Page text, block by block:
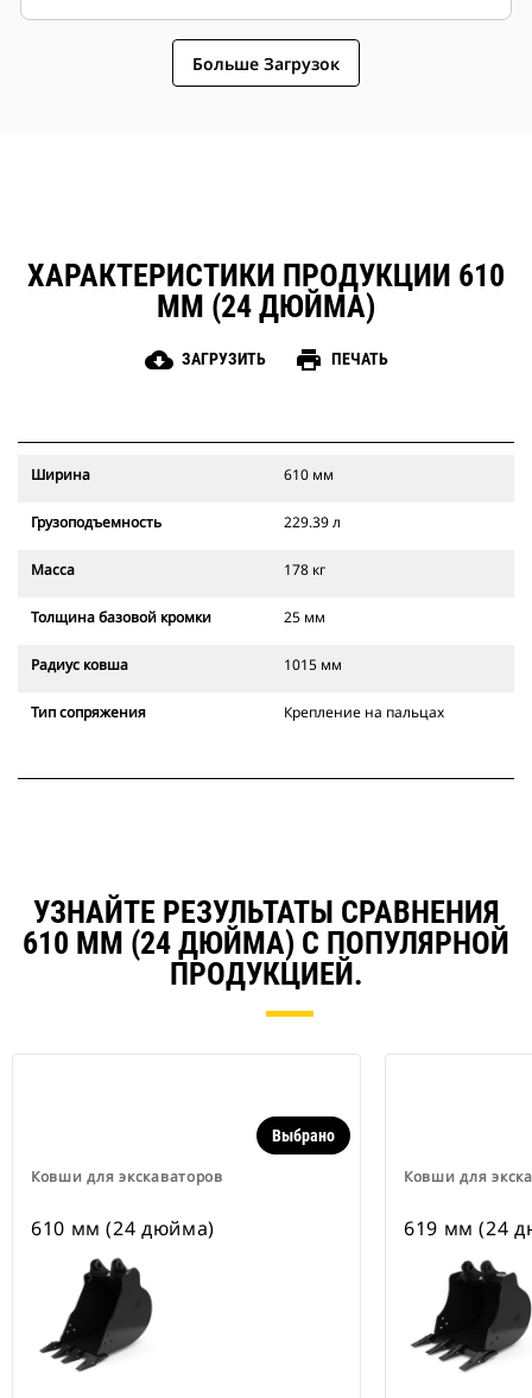
Больше Загрузок
ХАРАКТЕРИСТИКИ ПРОДУКЦИИ 610
ММ (24 ДЮЙМА)
cloud_download ЗАГРУЗИТЬ print ПЕЧАТЬ
Ширина 610 мм
Грузоподъемность 229.39 л
Масса 178 кг
Толщина базовой кромки 25 мм
Радиус ковша 1015 мм
Тип сопряжения Крепление на пальцах
УЗНАЙТЕ РЕЗУЛЬТАТЫ СРАВНЕНИЯ
610 ММ (24 ДЮЙМА) С ПОПУЛЯРНОЙ
ПРОДУКЦИЕЙ.
Ковши для экскаваторов
Выбрано
610 мм (24 дюйма)
Ковши для
619 мм (24